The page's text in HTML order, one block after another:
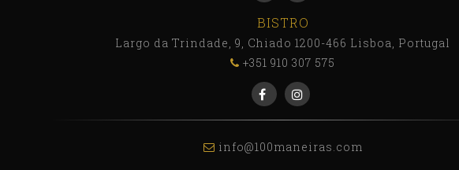
BISTRO
Largo da Trindade, 9, Chiado 1200-466 Lisboa, Portugal
+351 910 307 575
info@100maneiras.com